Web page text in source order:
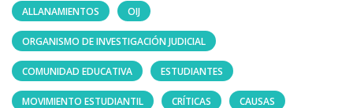
ALLANAMIENTOS OIJ
ORGANISMO DE INVESTIGACIÓN JUDICIAL
COMUNIDAD EDUCATIVA ESTUDIANTES
MOVIMIENTO ESTUDIANTIL CRÍTICAS CAUSAS